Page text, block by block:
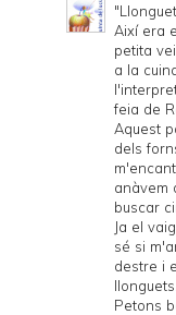
Així era
petita
a la
feia de
Aquest
dels
anàvem
buscar
Ja el
sé si
destre i
llonguets.
Petons